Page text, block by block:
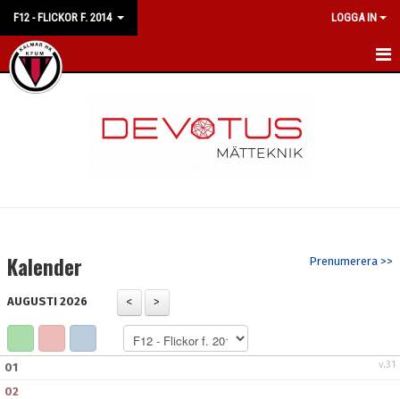
F12 - FLICKOR F. 2014 LOGGA IN
HEM
KONTAKT
Prenumerera >>
Kalender
AUGUSTI 2026
v.31
01
02